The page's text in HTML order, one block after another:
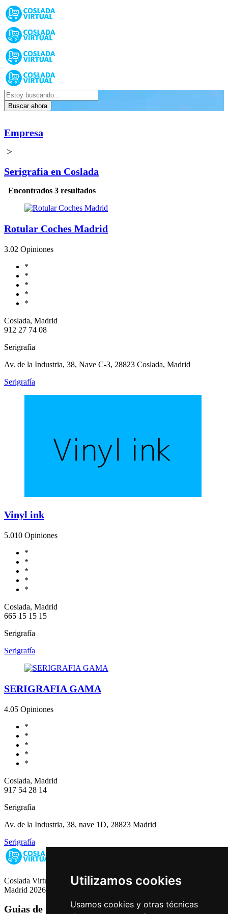
Utilizamos cookies
Usamos cookies y otras técnicas
Buscar ahora
Empresa
>
Serigrafia en Coslada
Encontrados 3 resultados
Rotular Coches Madrid
3.02 Opiniones
*
*
*
*
*
Coslada, Madrid
912 27 74 08
Serigrafía
Av. de la Industria, 38, Nave C-3, 28823 Coslada, Madrid
Serigrafía
Vinyl ink
5.010 Opiniones
*
*
*
*
*
Coslada, Madrid
665 15 15 15
Serigrafía
Serigrafía
SERIGRAFIA GAMA
4.05 Opiniones
*
*
*
*
*
Coslada, Madrid
917 54 28 14
Serigrafía
Av. de la Industria, 38, nave 1D, 28823 Madrid
Serigrafía
Coslada Virtual: Guia de Empresas, Ocio y Servicios de Coslada,
Madrid 2026
Guias de Ciudades